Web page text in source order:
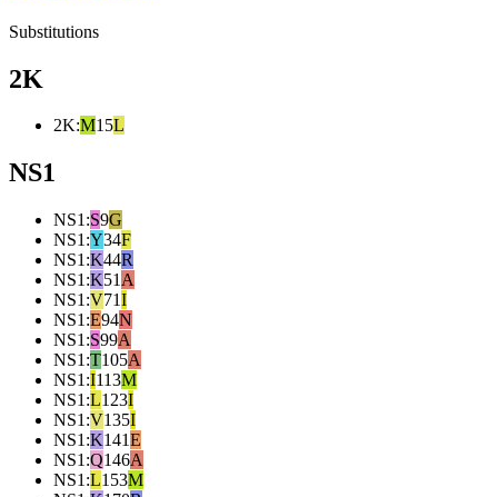
Substitutions
2K
2K:M15L
NS1
NS1 :S9G
NS1 :Y34F
NS1 :K44R
NS1 :K51 A
NS1 :V71I
NS1 :E94N
NS1 :S99A
NS1 :T105A
NS1 :I113M
NS1 :L123I
NS1 :V135I
NS1 :K141E
NS1 :Q146A
NS1 :L153M